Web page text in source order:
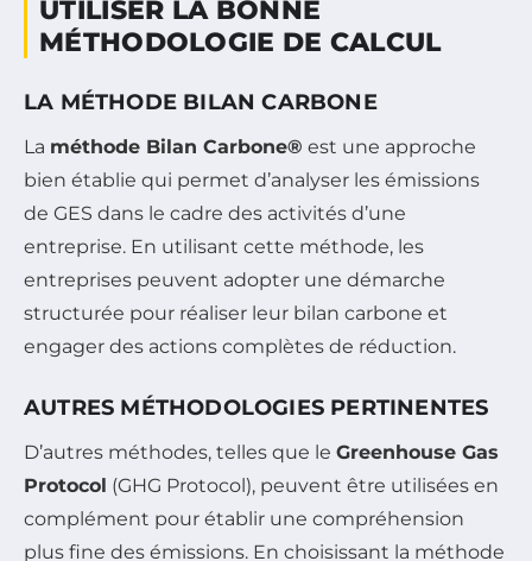
UTILISER LA BONNE
MÉTHODOLOGIE DE CALCUL
LA MÉTHODE BILAN CARBONE
La méthode Bilan Carbone® est une approche
bien établie qui permet d’analyser les émissions
de GES dans le cadre des activités d’une
entreprise. En utilisant cette méthode, les
entreprises peuvent adopter une démarche
structurée pour réaliser leur bilan carbone et
engager des actions complètes de réduction.
AUTRES MÉTHODOLOGIES PERTINENTES
D’autres méthodes, telles que le Greenhouse Gas
Protocol (GHG Protocol), peuvent être utilisées en
complément pour établir une compréhension
plus fine des émissions. En choisissant la méthode